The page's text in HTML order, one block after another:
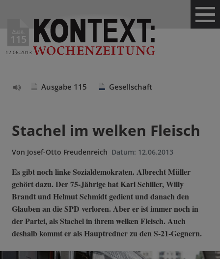
Ausg.
115
12.06.2013
Ausgabe 115 Gesellschaft
Stachel im welken Fleisch
Von Josef-Otto Freudenreich Datum: 12.06.2013
Es gibt noch linke Sozialdemokraten. Albrecht Müller
gehört dazu. Der 75-Jährige hat Karl Schiller, Willy
Brandt und Helmut Schmidt gedient und danach den
Glauben an die SPD verloren. Aber er ist immer noch in
der Partei, als Stachel in ihrem welken Fleisch. Auch
deshalb kommt er als Hauptredner zu den S-21-Gegnern.